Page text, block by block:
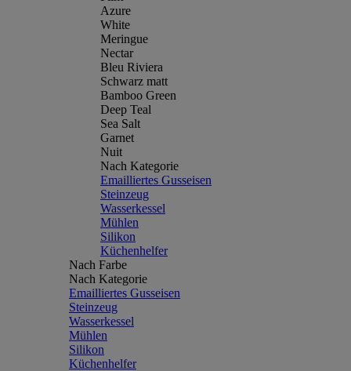
Azure
White
Meringue
Nectar
Bleu Riviera
Schwarz matt
Bamboo Green
Deep Teal
Sea Salt
Garnet
Nuit
Nach Kategorie
Emailliertes Gusseisen
Steinzeug
Wasserkessel
Mühlen
Silikon
Küchenhelfer
Nach Farbe
Nach Kategorie
Emailliertes Gusseisen
Steinzeug
Wasserkessel
Mühlen
Silikon
Küchenhelfer